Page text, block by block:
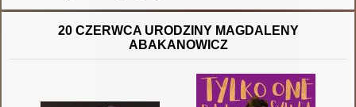
20 CZERWCA URODZINY MAGDALENY
ABAKANOWICZ